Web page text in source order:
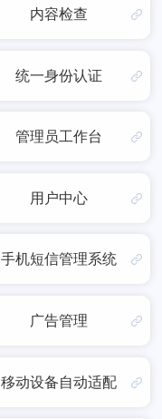
内容检查
统一身份认证
管理员工作台
用户中心
手机短信管理系统
广告管理
移动设备自动适配